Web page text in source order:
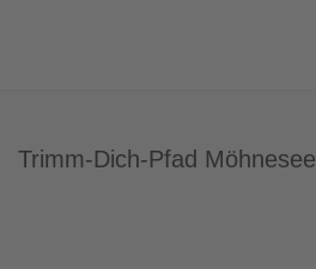
Trimm-Dich-Pfad Möhnesee